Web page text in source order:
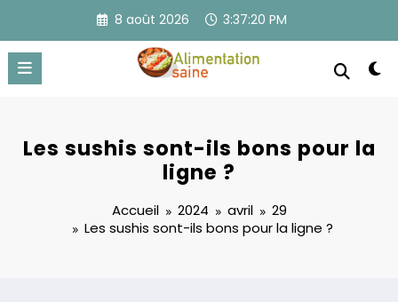
contenu
8 août 2026 3:37:20 PM
Les sushis sont-ils bons pour la
ligne ?
Accueil 2024 avril
29
Les sushis sont-ils bons pour la ligne ?